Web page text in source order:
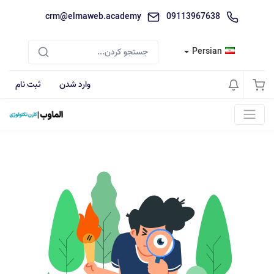
09113967638
crm@elmaweb.academy
Persian
وارد شدن ثبت نام